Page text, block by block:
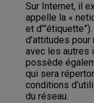
Sur Internet, il
appelle la «
et
d’attitudes
avec les autres
possède
qui sera
conditions
du réseau.